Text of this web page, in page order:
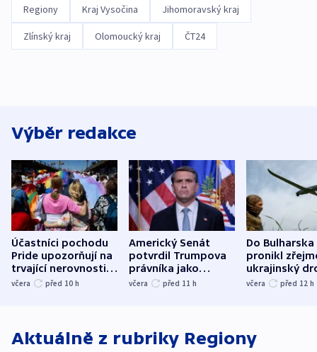
Regiony Kraj Vysočina Jihomoravský kraj
Zlínský kraj Olomoucký kraj ČT24
Výběr redakce
Účastníci pochodu
Pride upozorňují na
trvající nerovnosti i
společenskou
včera před 10 h
Americký Senát
potvrdil Trumpova
právníka jako
ministra
včera před 11 h
Do Bulharska
pronikl
ukrajinský
explodoval
včera před 12 h
Aktuálně z rubriky Regiony